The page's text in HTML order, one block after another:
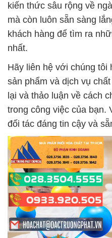
kiến thức sâu rộng về
mà còn luôn sẵn sàng
khách hàng để tìm ra
nhất.
Hãy liên hệ với chúng tôi
sản phẩm và dịch vụ
lại và thảo luận về cách
trong công việc của bạn.
đối tác đáng tin cậy và